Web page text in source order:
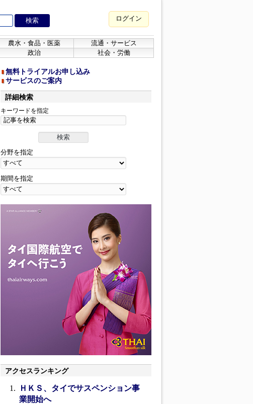
ログイン
農水・食品・医薬
流通・サービス
政治 社会・労働
無料トライアルお申し込み
サービスのご案内
詳細検索
キーワードを指定
分野を指定
期間を指定
アクセスランキング
ＨＫＳ、タイでサスペンション事
業開始へ